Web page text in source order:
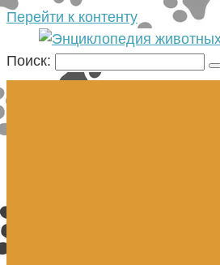
Перейти к контенту
Поиск: